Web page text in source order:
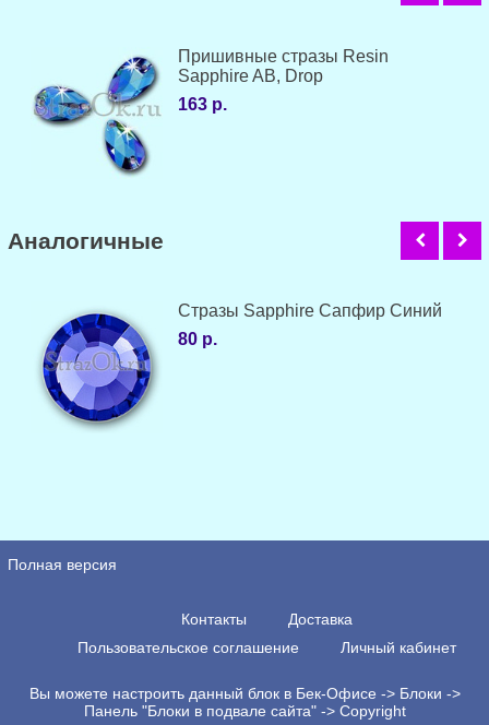
Пришивные стразы Resin
Sapphire AB, Drop
163 р.
Аналогичные
Стразы Sapphire Сапфир Синий
80 р.
Полная версия
Контакты
Доставка
Пользовательское соглашение
Личный кабинет
Вы можете настроить данный блок в Бек-Офисе -> Блоки ->
Панель "Блоки в подвале сайта" -> Copyright